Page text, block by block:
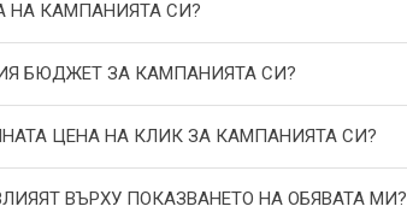
НА КАМПАНИЯТА СИ?
БЮДЖЕТ ЗА КАМПАНИЯТА СИ?
ЦЕНА НА КЛИК ЗА КАМПАНИЯТА СИ?
ВЪРХУ ПОКАЗВАНЕТО НА ОБЯВАТА МИ?